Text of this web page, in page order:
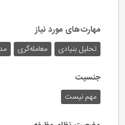
مهارت‌های مورد نیاز
تحلیل بنیادی معامله‌گری
جنسیت
مهم نیست